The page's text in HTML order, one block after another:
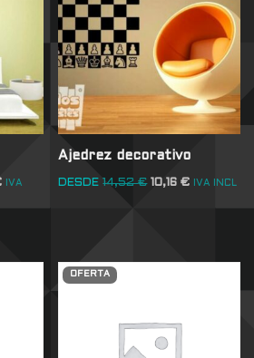
IVA
Ajedrez decorativo
DESDE 14,52€ 10,16€ IVA INCL
OFERTA